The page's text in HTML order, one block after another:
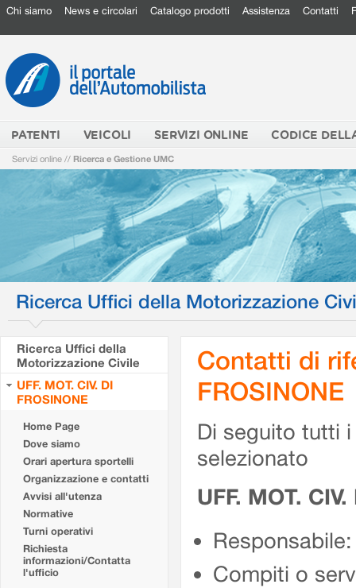
Chi siamo News e circolari Catalogo prodotti Assistenza Contatti
PATENTI VEICOLI SERVIZI ONLINE CODICE
Servizi online // Ricerca e Gestione UMC
Ricerca Uffici della Motorizzazione
Ricerca Uffici della
Motorizzazione Civile
UFF. MOT. CIV. DI
FROSINONE
Home Page
Dove siamo
Orari apertura sportelli
Organizzazione e contatti
Avvisi all'utenza
Normative
Turni operativi
Richiesta
informazioni/Contatta
l'ufficio
Contatti di
FROSINONE
Di seguito tutti
selezionato
UFF. MOT.
Compiti o